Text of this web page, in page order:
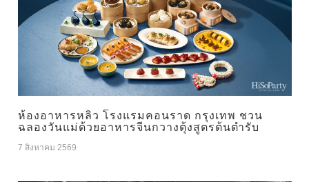
ห้องอาหารหลิว โรงแรมคอนราด กรุงเทพ ชวน
ฉลองวันแม่ด้วยอาหารจีนกวางตุ้งสูตรต้นตำรับ
7 สิงหาคม 2569